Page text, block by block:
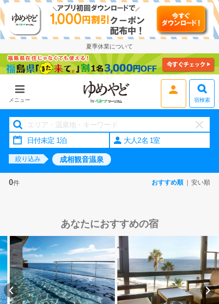
夏季休業について
メニュー 宿検索
大人2名 1室
絞り込み 成相観音温泉
0件 おすすめ順 安い順
あなたにおすすめの宿